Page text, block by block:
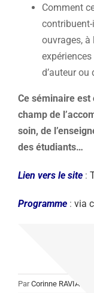
Comment
ouvrages, à
d’auteur ou
Ce séminaire est
champ de
soin, de
des étudiants…
Lien vers le site :
Programme : via
ParCorinne RAVIART